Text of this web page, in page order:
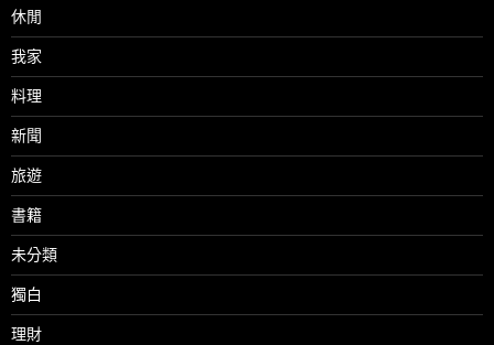
休閒
我家
料理
新聞
旅遊
書籍
未分類
獨白
理財